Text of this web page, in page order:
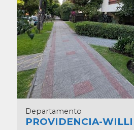
Departamento
PROVIDENCIA-